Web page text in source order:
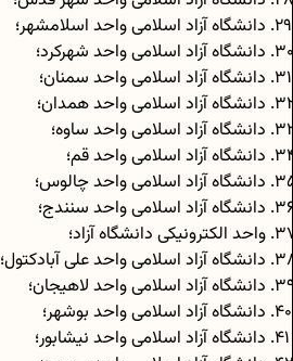
دانشگاه آزاد اسلامی واحد اسلامشهر؛
دانشگاه آزاد اسلامی واحد شهرکرد؛
دانشگاه آزاد اسلامی واحد سمنان؛
دانشگاه آزاد اسلامی واحد همدان؛
دانشگاه آزاد اسلامی واحد ساوه؛
دانشگاه آزاد اسلامی واحد قم؛
دانشگاه آزاد اسلامی واحد چالوس؛
دانشگاه آزاد اسلامی واحد سنندج؛
واحد الکترونیکی دانشگاه آزاد؛
دانشگاه آزاد اسلامی واحد علی آبادکتول؛
دانشگاه آزاد اسلامی واحد لاهیجان؛
دانشگاه آزاد اسلامی واحد بوشهر؛
دانشگاه آزاد اسلامی واحد نیشابور؛